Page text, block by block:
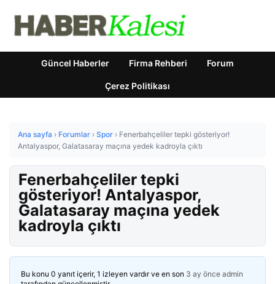
Güncel Haberler Firma Rehberi Forum
Çerez Politikası
Ana sayfa › Forumlar › Spor › Fenerbahçeliler tepki gösteriyor!
Antalyaspor, Galatasaray maçına yedek kadroyla çıktı
Fenerbahçeliler tepki
gösteriyor! Antalyaspor,
Galatasaray maçına yedek
kadroyla çıktı
Bu konu 0 yanıt içerir, 1 izleyen vardır ve en son 3 ay önce admin